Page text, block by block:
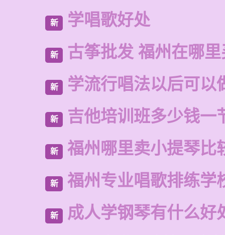
新 学唱歌好处
新 古筝批发 福州在哪
新 学流行唱法以后可以
新 吉他培训班多少钱一
新 福州哪里卖小提琴比
新 福州专业唱歌排练学
新 成人学钢琴有什么好